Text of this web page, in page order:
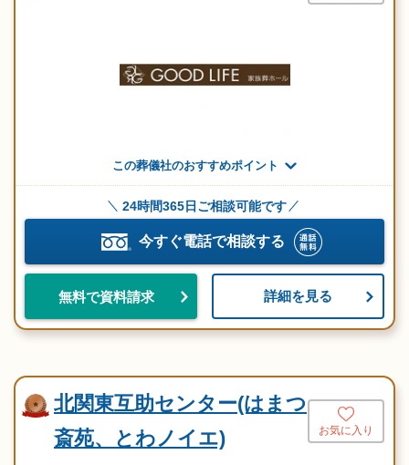
この葬儀社のおすすめポイント
24時間365日ご相談可能です
今すぐ電話で相談する
無料で資料請求 詳細を見る
北関東互助センター(はまつ
斎苑、とわノイエ)
お気に入り